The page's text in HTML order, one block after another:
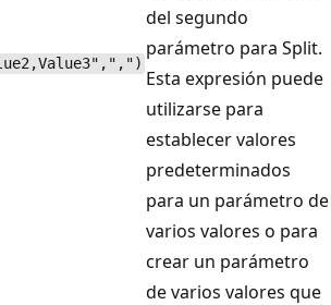
del segundo
parámetro para Split.
Esta expresión puede
utilizarse para
establecer valores
predeterminados
para un parámetro de
varios valores o para
crear un parámetro
de varios valores que